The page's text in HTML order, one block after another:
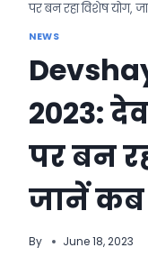
पर बन रहा विशेष योग,
NEWS
2023:
पर बन
जानें कब
By June 18, 2023